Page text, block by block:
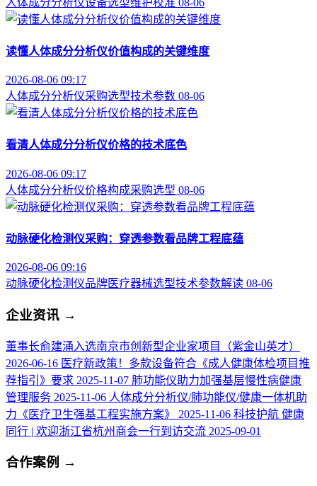
读懂人体成分分析仪价值构成的关键维度
2026-08-06 09:17
人体成分分析仪采购选型技术参数 08-06
看清人体成分分析仪价格的技术底色
2026-08-06 09:17
人体成分分析仪价格构成采购选型 08-06
动脉硬化检测仪采购：穿透参数看品牌工程底蕴
2026-08-06 09:16
动脉硬化检测仪品牌医疗器械选型技术参数解读 08-06
企业资讯 →
董事长俞建涌入选南京市创新型企业家项目（紫金山英才）
2026-06-16 医疗新政策！多款设备符合《成人健康体检项目推
荐指引》要求 2025-11-07 肺功能仪助力加强基层慢性病健康
管理服务 2025-11-06 人体成分分析仪/肺功能仪/健康一体机助
力《医疗卫生强基工程实施方案》
2025-11-06 科技护航 健康
同行 | 欢迎浙江省杭州商会一行到访交流 2025-09-01
合作案例 →